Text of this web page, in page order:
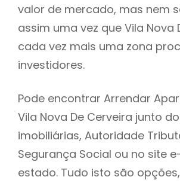
valor de mercado, mas nem
assim uma vez que Vila Nova
cada vez mais uma zona
investidores.
Pode encontrar Arrendar
Vila Nova De Cerveira junto
imobiliárias, Autoridade
Segurança Social ou no site
estado. Tudo isto são